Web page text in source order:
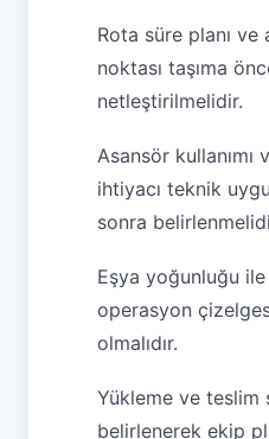
Rota süre planı ve
noktası taşıma
netleştirilmelidir.
Asansör kullanımı
ihtiyacı teknik
sonra
Eşya yoğunluğu ile
operasyon
olmalıdır.
Yükleme ve teslim
belirlenerek ekip